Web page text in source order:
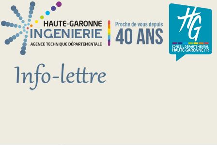
Aller au contenu principal